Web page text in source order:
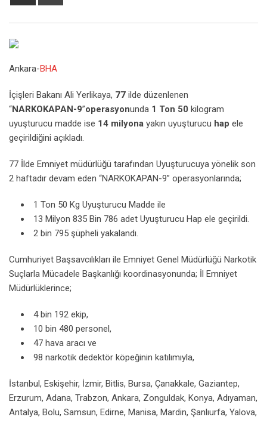
Ankara-BHA
İçişleri Bakanı Ali Yerlikaya, 77 ilde düzenlenen
“NARKOKAPAN-9”operasyonunda 1 Ton 50 kilogram
uyuşturucu madde ise 14 milyona yakın uyuşturucu hap ele
geçirildiğini açıkladı.
77 İlde Emniyet müdürlüğü tarafından Uyuşturucuya yönelik son
2 haftadır devam eden “NARKOKAPAN-9” operasyonlarında;
1 Ton 50 Kg Uyuşturucu Madde ile
13 Milyon 835 Bin 786 adet Uyuşturucu Hap ele geçirildi.
2 bin 795 şüpheli yakalandı.
Cumhuriyet Başsavcılıkları ile Emniyet Genel Müdürlüğü Narkotik
Suçlarla Mücadele Başkanlığı koordinasyonunda; İl Emniyet
Müdürlüklerince;
4 bin 192 ekip,
10 bin 480 personel,
47 hava aracı ve
98 narkotik dedektör köpeğinin katılımıyla,
İstanbul, Eskişehir, İzmir, Bitlis, Bursa, Çanakkale, Gaziantep,
Erzurum, Adana, Trabzon, Ankara, Zonguldak, Konya, Adıyaman,
Antalya, Bolu, Samsun, Edirne, Manisa, Mardin, Şanlıurfa, Yalova,